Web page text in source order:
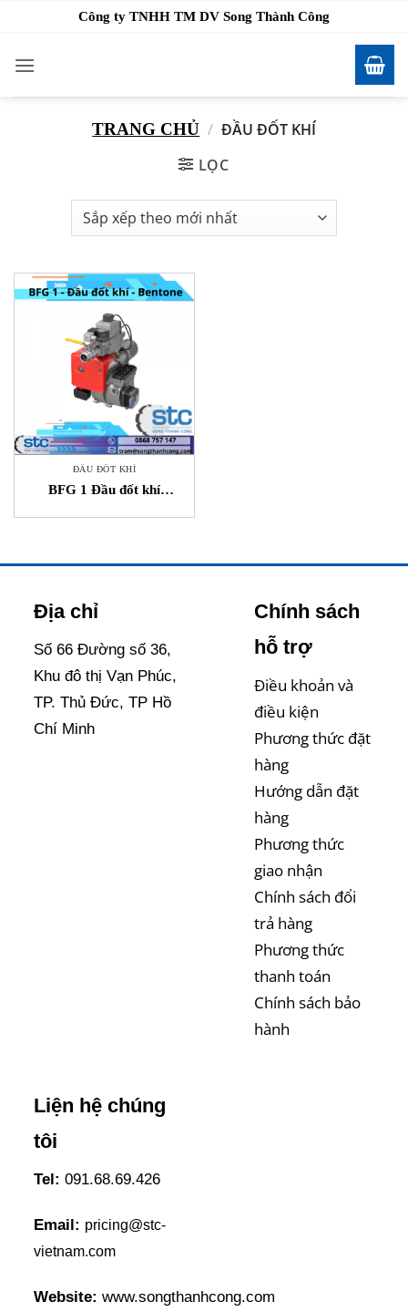
nội
dung
Công ty TNHH TM DV Song Thành Công
TRANG CHỦ / ĐẦU ĐỐT KHÍ
LỌC
ĐẦU ĐỐT KHÍ
BFG 1 Đầu đốt khí
Địa chỉ
Số 66 Đường số 36,
Khu đô thị Vạn Phúc,
TP. Thủ Đức, TP Hồ
Chí Minh
Chính sách
hỗ trợ
Điều khoản và
điều kiện
Phương thức đặt
hàng
Hướng dẫn đặt
hàng
Phương thức
giao nhận
Chính sách đổi
trả hàng
Phương thức
thanh toán
Chính sách bảo
hành
Liện hệ chúng
tôi
Tel: 091.68.69.426
Email: pricing@stc-
vietnam.com
Website:www.songthanhcong.com